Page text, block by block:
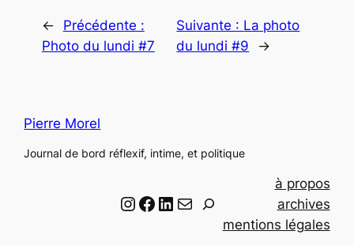
←
Précédente :
Photo du lundi #7
Suivante : La photo
du lundi #9
→
Pierre Morel
Journal de bord réflexif, intime, et politique
Instagram Facebook LinkedIn Email
à propos
archives
mentions légales